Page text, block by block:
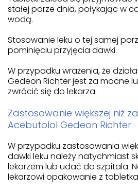
stałej porze dnia, połykając w
wodą.
Stosowanie leku o tej samej
pominięciu przyjęcia dawki.
W przypadku wrażenia, że
Gedeon Richter jest za mocne
zwrócić się do lekarza.
Zastosowanie większej niż
Acebutolol Gedeon Richter
W przypadku zastosowania
dawki leku należy natychmiast
lekarzem lub udać do szpitala.
lekarzowi opakowanie z